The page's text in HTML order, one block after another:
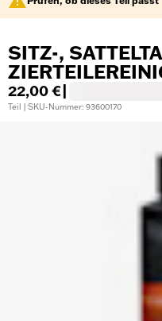
SITZ-,
22,00 €
Teil | SKU-Nummer: 93600170